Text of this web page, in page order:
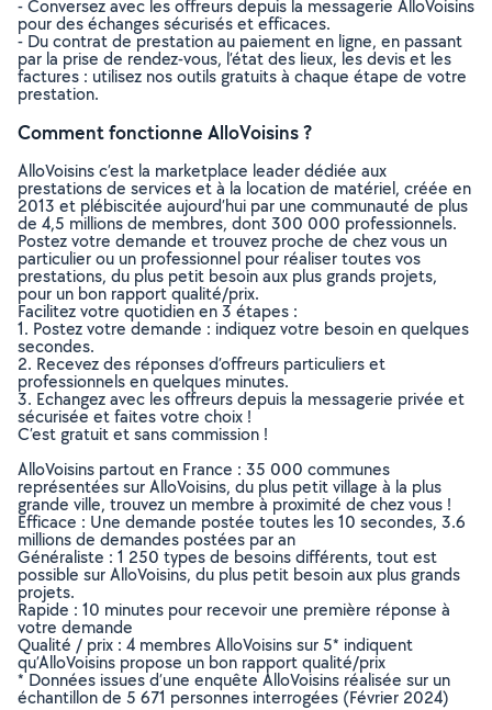
- Conversez avec les offreurs depuis la messagerie AlloVoisins
pour des échanges sécurisés et efficaces.
- Du contrat de prestation au paiement en ligne, en passant
par la prise de rendez-vous, l’état des lieux, les devis et les
factures : utilisez nos outils gratuits à chaque étape de votre
prestation.
Comment fonctionne AlloVoisins ?
AlloVoisins c’est la marketplace leader dédiée aux
prestations de services et à la location de matériel, créée en
2013 et plébiscitée aujourd’hui par une communauté de plus
de 4,5 millions de membres, dont 300 000 professionnels.
Postez votre demande et trouvez proche de chez vous un
particulier ou un professionnel pour réaliser toutes vos
prestations, du plus petit besoin aux plus grands projets,
pour un bon rapport qualité/prix.
Facilitez votre quotidien en 3 étapes :
1. Postez votre demande : indiquez votre besoin en quelques
secondes.
2. Recevez des réponses d’offreurs particuliers et
professionnels en quelques minutes.
3. Echangez avec les offreurs depuis la messagerie privée et
sécurisée et faites votre choix !
C’est gratuit et sans commission !
AlloVoisins partout en France : 35 000 communes
représentées sur AlloVoisins, du plus petit village à la plus
grande ville, trouvez un membre à proximité de chez vous !
Efficace : Une demande postée toutes les 10 secondes, 3.6
millions de demandes postées par an
Généraliste : 1 250 types de besoins différents, tout est
possible sur AlloVoisins, du plus petit besoin aux plus grands
projets.
Rapide : 10 minutes pour recevoir une première réponse à
votre demande
Qualité / prix : 4 membres AlloVoisins sur 5* indiquent
qu’AlloVoisins propose un bon rapport qualité/prix
* Données issues d’une enquête AlloVoisins réalisée sur un
échantillon de 5 671 personnes interrogées (Février 2024)